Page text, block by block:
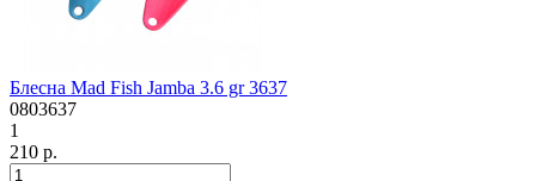
Блесна Mad Fish Jamba 3.6 gr 3637
0803637
1
210 р.